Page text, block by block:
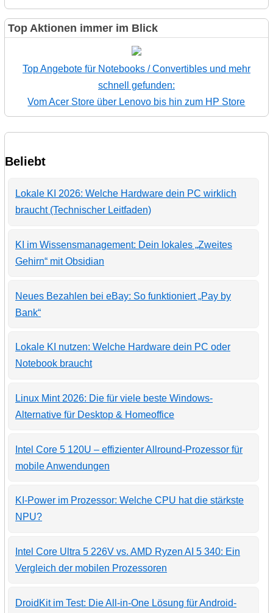
Top Aktionen immer im Blick
Top Angebote für Notebooks / Convertibles und mehr
schnell gefunden:
Vom Acer Store über Lenovo bis hin zum HP Store
Beliebt
Lokale KI 2026: Welche Hardware dein PC wirklich
braucht (Technischer Leitfaden)
KI im Wissensmanagement: Dein lokales „Zweites
Gehirn“ mit Obsidian
Neues Bezahlen bei eBay: So funktioniert „Pay by
Bank“
Lokale KI nutzen: Welche Hardware dein PC oder
Notebook braucht
Linux Mint 2026: Die für viele beste Windows-
Alternative für Desktop & Homeoffice
Intel Core 5 120U – effizienter Allround-Prozessor für
mobile Anwendungen
KI-Power im Prozessor: Welche CPU hat die stärkste
NPU?
Intel Core Ultra 5 226V vs. AMD Ryzen AI 5 340: Ein
Vergleich der mobilen Prozessoren
DroidKit im Test: Die All-in-One Lösung für Android-